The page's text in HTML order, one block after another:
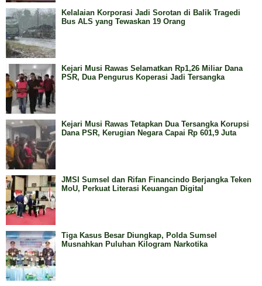
Kelalaian Korporasi Jadi Sorotan di Balik Tragedi
Bus ALS yang Tewaskan 19 Orang
Kejari Musi Rawas Selamatkan Rp1,26 Miliar Dana
PSR, Dua Pengurus Koperasi Jadi Tersangka
Kejari Musi Rawas Tetapkan Dua Tersangka Korupsi
Dana PSR, Kerugian Negara Capai Rp 601,9 Juta
JMSI Sumsel dan Rifan Financindo Berjangka Teken
MoU, Perkuat Literasi Keuangan Digital
Tiga Kasus Besar Diungkap, Polda Sumsel
Musnahkan Puluhan Kilogram Narkotika